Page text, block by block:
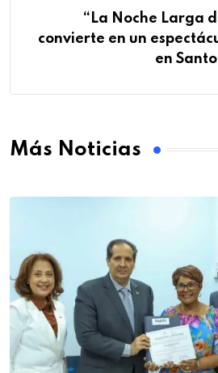
“La Noche Larga
convierte en un
en
Más Noticias